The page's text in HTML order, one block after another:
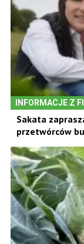
INFORMACJE Z
Sakata
przetwórców